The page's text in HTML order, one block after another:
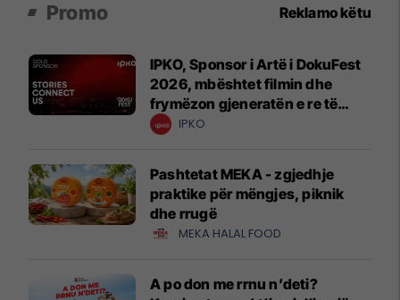
Promo Reklamo këtu
IPKO, Sponsor i Artë i DokuFest
2026, mbështet filmin dhe
frymëzon gjeneratën e re të
krijuesve
IPKO
Pashtetat MEKA - zgjedhje
praktike për mëngjes, piknik
dhe rrugë
MEKA HALAL FOOD
A po don me rrnu n’deti?